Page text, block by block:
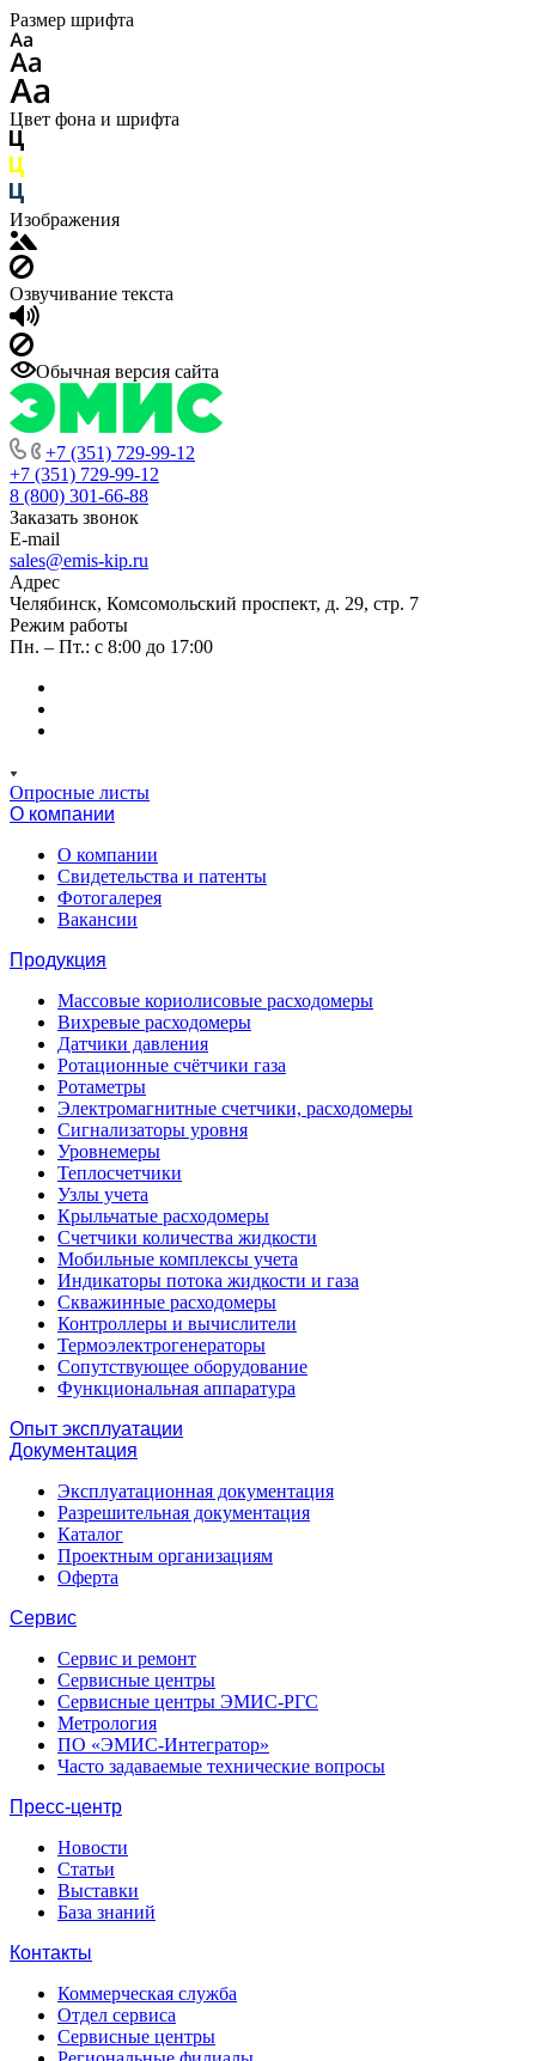
Размер шрифта
Цвет фона и шрифта
Изображения
Озвучивание текста
Обычная версия сайта
+7 (351) 729-99-12
+7 (351) 729-99-12
8 (800) 301-66-88
Заказать звонок
E-mail
sales@emis-kip.ru
Адрес
Челябинск, Комсомольский проспект, д. 29, стр. 7
Режим работы
Пн. – Пт.: с 8:00 до 17:00
Опросные листы
О компании
О компании
Свидетельства и патенты
Фотогалерея
Вакансии
Продукция
Массовые кориолисовые расходомеры
Вихревые расходомеры
Датчики давления
Ротационные счётчики газа
Ротаметры
Электромагнитные счетчики, расходомеры
Сигнализаторы уровня
Уровнемеры
Теплосчетчики
Узлы учета
Крыльчатые расходомеры
Счетчики количества жидкости
Мобильные комплексы учета
Индикаторы потока жидкости и газа
Скважинные расходомеры
Контроллеры и вычислители
Термоэлектрогенераторы
Сопутствующее оборудование
Функциональная аппаратура
Опыт эксплуатации
Документация
Эксплуатационная документация
Разрешительная документация
Каталог
Проектным организациям
Оферта
Сервис
Сервис и ремонт
Сервисные центры
Сервисные центры ЭМИС-РГС
Метрология
ПО «ЭМИС-Интегратор»
Часто задаваемые технические вопросы
Пресс-центр
Новости
Статьи
Выставки
База знаний
Контакты
Коммерческая служба
Отдел сервиса
Сервисные центры